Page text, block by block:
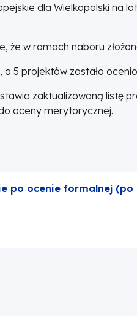
dla Wielkopolski na
że w ramach naboru
5 projektów zostało
zaktualizowaną listę
oceny merytorycznej.
po ocenie formalnej (po